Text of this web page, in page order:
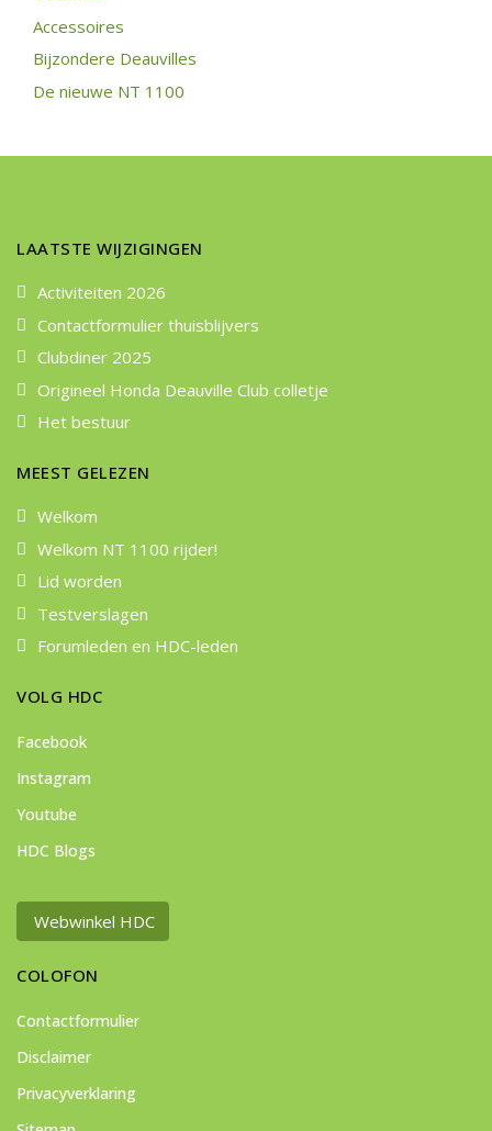
Accessoires
Bijzondere Deauvilles
De nieuwe NT 1100
LAATSTE WIJZIGINGEN
Activiteiten 2026
Contactformulier thuisblijvers
Clubdiner 2025
Origineel Honda Deauville Club colletje
Het bestuur
MEEST GELEZEN
Welkom
Welkom NT 1100 rijder!
Lid worden
Testverslagen
Forumleden en HDC-leden
VOLG HDC
Facebook
Instagram
Youtube
HDC Blogs
Webwinkel HDC
COLOFON
Contactformulier
Disclaimer
Privacyverklaring